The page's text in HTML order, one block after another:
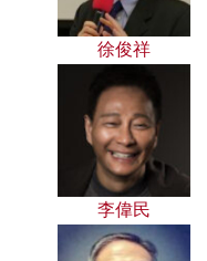
徐俊祥
李偉民